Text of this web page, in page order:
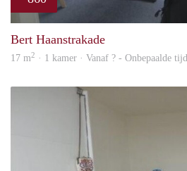
Bert Haanstrakade
17 m2 · 1 kamer · Vanaf ? - Onbepaalde tijd